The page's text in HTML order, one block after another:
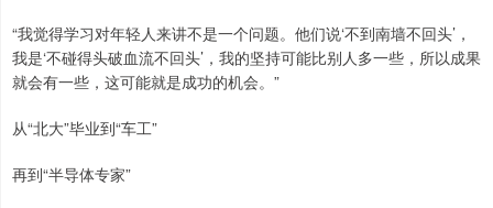
“我觉得学习对年轻人来讲不是一个问题。他们说‘不到南墙不回头’，
我是‘不碰得头破血流不回头’，我的坚持可能比别人多一些，所以成果
就会有一些，这可能就是成功的机会。”
从“北大”毕业到“车工”
再到“半导体专家”